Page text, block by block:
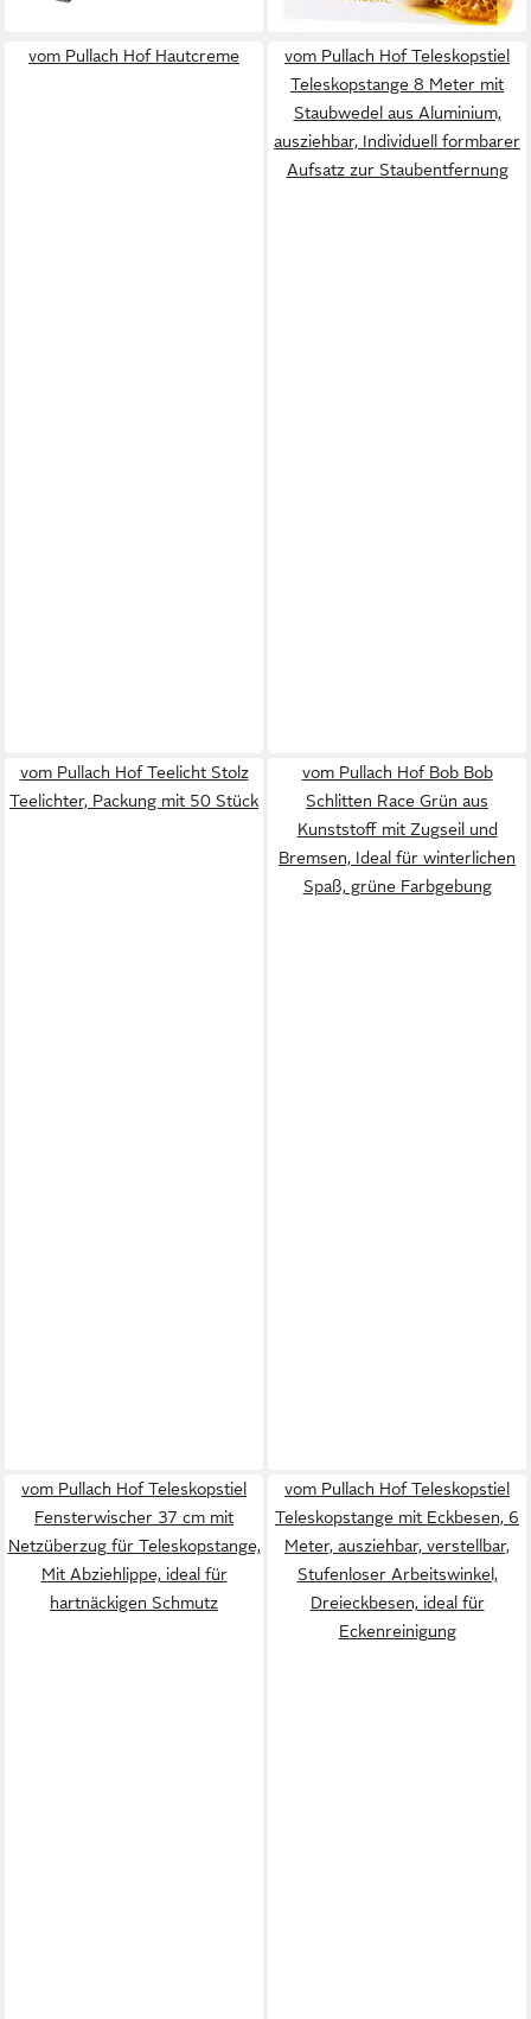
lieferbar - in 3-4 Werktagen bei dir
vom Pullach Hof Hautcreme
vom Pullach Hof Teleskopstiel
Teleskopstange 8 Meter mit
Staubwedel aus Aluminium,
ausziehbar, Individuell formbarer
Aufsatz zur Staubentfernung
vom Pullach Hof Teelicht Stolz
Teelichter, Packung mit 50 Stück
vom Pullach Hof Bob Bob
Schlitten Race Grün aus
Kunststoff mit Zugseil und
Bremsen, Ideal für winterlichen
Spaß, grüne Farbgebung
vom Pullach Hof Teleskopstiel
Fensterwischer 37 cm mit
Netzüberzug für Teleskopstange,
Mit Abziehlippe, ideal für
hartnäckigen Schmutz
vom Pullach Hof Teleskopstiel
Teleskopstange mit Eckbesen, 6
Meter, ausziehbar, verstellbar,
Stufenloser Arbeitswinkel,
Dreieckbesen, ideal für
Eckenreinigung